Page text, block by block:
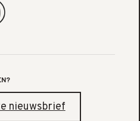
nieuwsbrief